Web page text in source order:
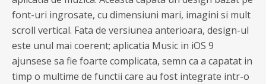
font-uri ingrosate, cu dimensiuni mari, imagini si mult
scroll vertical. Fata de versiunea anterioara, design-ul
este unul mai coerent; aplicatia Music in iOS 9
ajunsese sa fie foarte complicata, semn ca a capatat in
timp o multime de functii care au fost integrate intr-o